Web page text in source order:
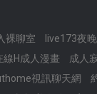
裸聊室
live173夜
H成人漫畫
成人
視訊聊天網